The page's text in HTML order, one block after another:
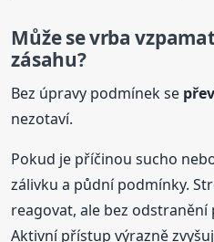
Může sevrba
zásahu?
Bez úpravy podmínek se
nezotaví.
Pokud je příčinou sucho
zálivku a půdní podmínky.
reagovat, ale bez
Aktivní přístup výrazně